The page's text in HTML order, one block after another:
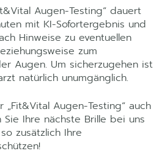
Augen-Testing“ dauert
mit KI-Sofortergebnis und
Hinweise zu eventuellen
zum
Augen. Um sicherzugehen ist
natürlich unumgänglich.
Augen-Testing“ auch
Ihre nächste Brille bei uns
zusätzlich Ihre